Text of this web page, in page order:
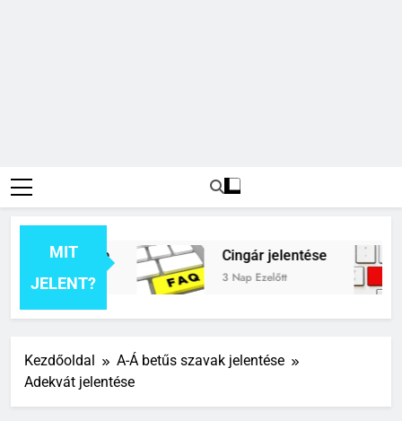
MIT
JELENT?
jelentése Cingár jelentése
3 Nap Ezelőtt
Kezdőoldal
A-Á betűs szavak jelentése
Adekvát jelentése